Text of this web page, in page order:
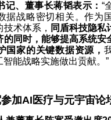
记、董事长蒋韬表示： “
据战略密切相关。作为
术体系， 同盾科技隐私
的同时，能够提高系统安
国家的关键数据资源，
能战略实施做出贡献。”
加AI医疗与元宇宙论